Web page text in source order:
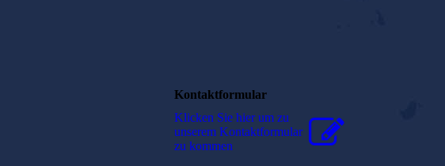
Kontaktformular
Klicken Sie hier um zu
unserem Kon­takt­for­mu­lar
zu kommen